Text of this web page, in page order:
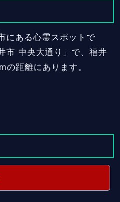
にある心霊スポットで
市 中央大通り」で、福井
距離にあります。